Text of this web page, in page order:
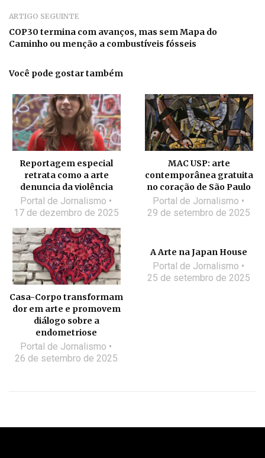
ARTIGO SEGUINTE
COP30 termina com avanços, mas sem Mapa do
Caminho ou menção a combustíveis fósseis
Você pode gostar também
Reportagem especial
retrata como a arte
denuncia da violência
Portal de Jornalismo
17 de dezembro de 2025
MAC USP: arte
contemporânea gratuita
no coração de São Paulo
Portal de Jornalismo
29 de setembro de 2025
Casa-Corpo transformam
dor em arte e promovem
diálogo sobre a
endometriose
Portal de Jornalismo
26 de setembro de 2025
A Arte na Japan House
Portal de Jornalismo
25 de setembro de 2025